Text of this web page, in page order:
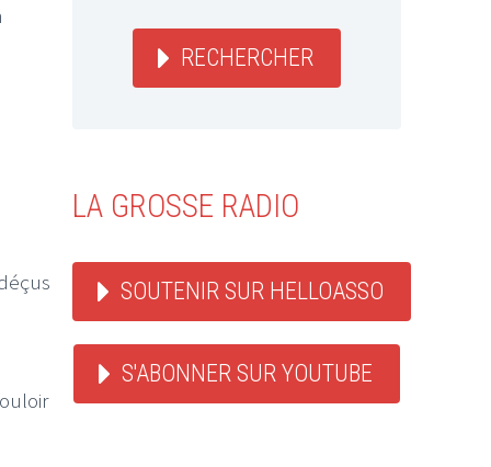
RECHERCHER
LA GROSSE RADIO
SOUTENIR SUR HELLOASSO
S'ABONNER SUR YOUTUBE